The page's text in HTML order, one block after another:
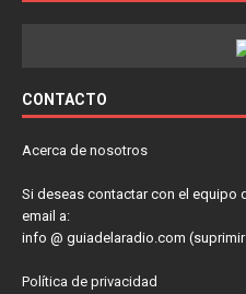
CONTACTO
Acerca de nosotros
Si deseas contactar con el equipo
email a:
info @ guiadelaradio.com
Política de privacidad